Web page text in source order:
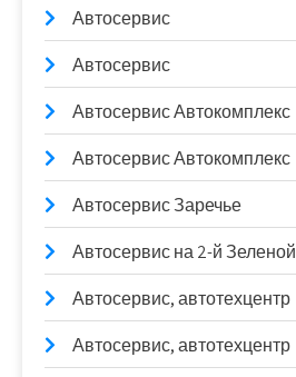
Автосервис
Автосервис
Автосервис Автокомплекс
Автосервис Автокомплекс
Автосервис Заречье
Автосервис на 2-й Зеленой
Автосервис, автотехцентр
Автосервис, автотехцентр